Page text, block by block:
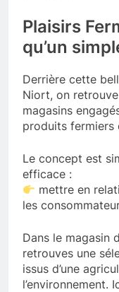
Plaisirs
qu’un
Derrière cette
Niort, on retrouve
magasins
produits fermiers
Le concept est
efficace :
mettre en
les
Dans le magasin
retrouves une
issus d’une
l’environnement.